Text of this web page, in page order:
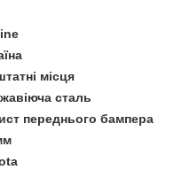
місця
сталь
переднього бампера